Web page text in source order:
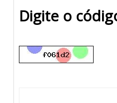
Digite o